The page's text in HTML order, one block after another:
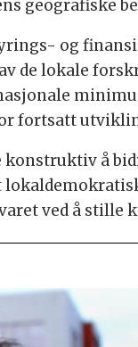
geografiske
og
de lokale
fortsatt
å
ved å stille